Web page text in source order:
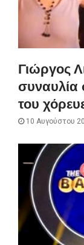
Γιώργος
συναυλία
του
10 Αυγούστου